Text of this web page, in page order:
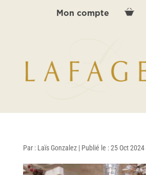
Mon compte
Par : Laïs Gonzalez | Publié le : 25 Oct 2024